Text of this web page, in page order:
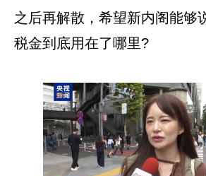
之后再解散，希望新内阁能够
税金到底用在了哪里?